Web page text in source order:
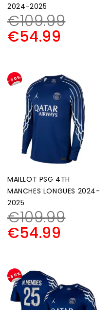
2024-2025
€109.99
€54.99
-50%
MAILLOT PSG 4TH
MANCHES LONGUES 2024-
2025
€109.99
€54.99
-50%